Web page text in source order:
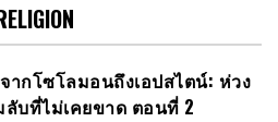
ากโซโลมอนถึงเอปสไตน์: ห่วง
บที่ไม่เคยขาด ตอนที่ 2